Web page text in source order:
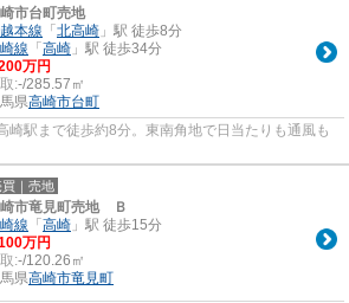
市台町売地
本線 「 北高崎 」駅 徒歩8分
線 「 高崎 」駅 徒歩34分
万円
:-/285.57㎡
県高崎市台町
崎駅まで徒歩約8分。東南角地で日当たりも通風も
買｜売地
市竜見町売地 Ｂ
線 「 高崎 」駅 徒歩15分
万円
:-/120.26㎡
県高崎市竜見町